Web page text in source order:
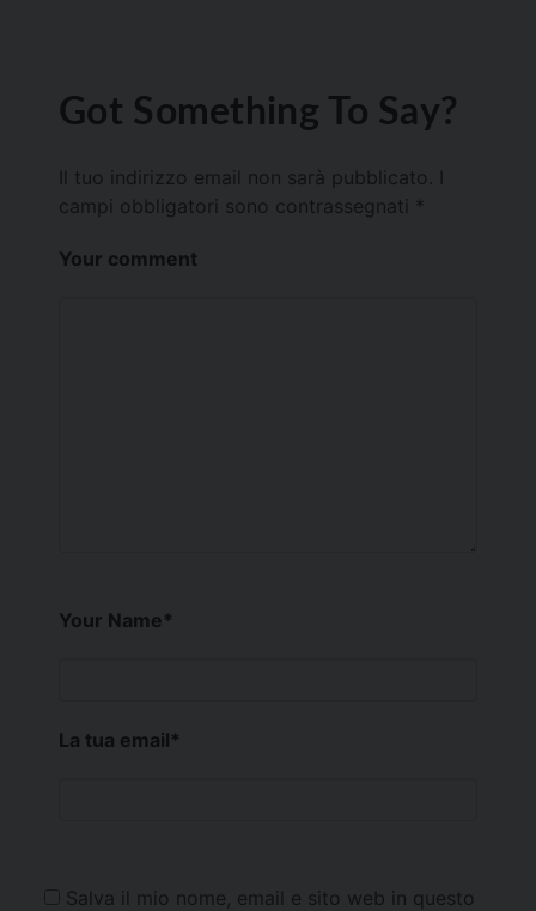
Got Something To Say?
Il tuo indirizzo email non sarà pubblicato.
campi obbligatori sono contrassegnati *
Your comment
Your Name*
La tua email*
Salva il mio nome, email e sito web in questo